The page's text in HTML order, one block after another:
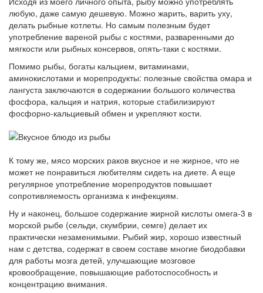
любую, даже самую дешевую. Можно жарить, варить уху,
делать рыбные котлеты. Но самым полезным будет
употребление вареной рыбы с костями, разваренными до
мягкости или рыбных консервов, опять-таки с костями.
Помимо рыбы, богаты кальцием, витаминами,
аминокислотами и морепродукты: полезные свойства омара и
лангуста заключаются в содержании большого количества
фосфора, кальция и натрия, которые стабилизируют
фосфорно-кальциевый обмен и укрепляют кости.
К тому же, мясо морских раков вкусное и не жирное, что не
может не понравиться любителям сидеть на диете. А еще
регулярное употребление морепродуктов повышает
сопротивляемость организма к инфекциям.
Ну и наконец, большое содержание жирной кислоты омега-3 в
морской рыбе (сельди, скумбрии, семге) делает их
практически незаменимыми. Рыбий жир, хорошо известный
нам с детства, содержат в своем составе многие биодобавки
для работы мозга детей, улучшающие мозговое
кровообращение, повышающие работоспособность и
концентрацию внимания.